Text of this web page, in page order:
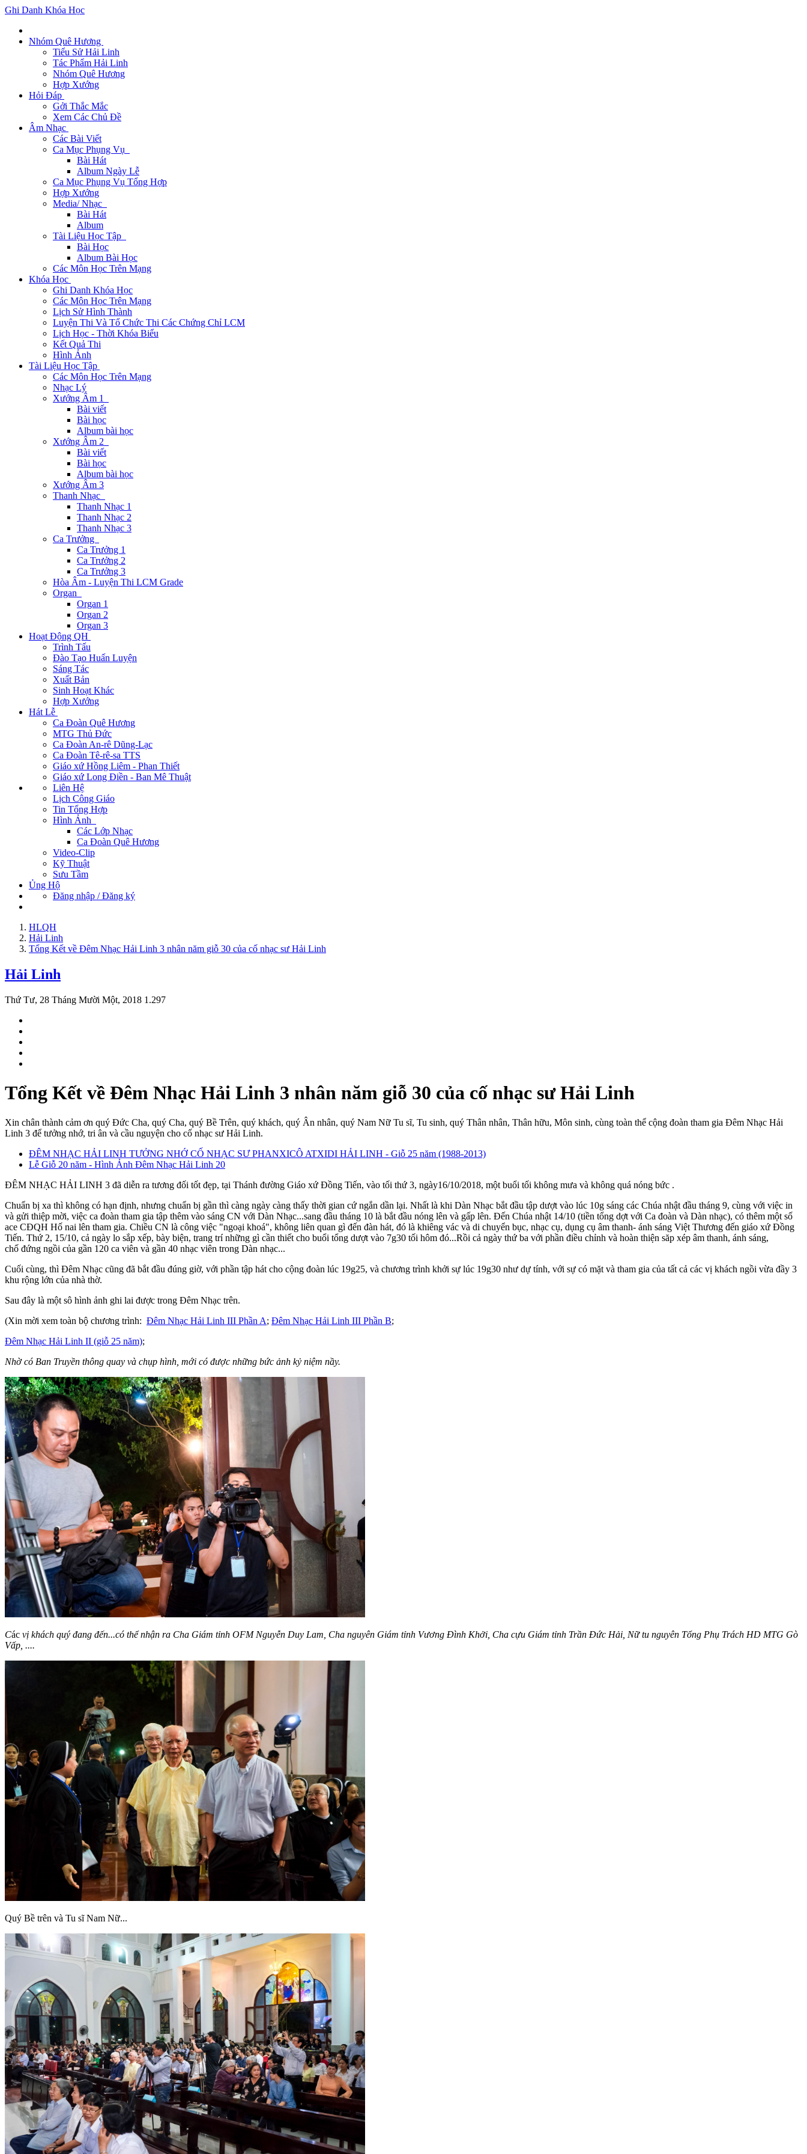
Ghi Danh Khóa Học
Nhóm Quê Hương
Tiểu Sử Hải Linh
Tác Phẩm Hải Linh
Nhóm Quê Hương
Hợp Xướng
Hỏi Đáp
Gởi Thắc Mắc
Xem Các Chủ Đề
Âm Nhạc
Các Bài Viết
Ca Mục Phụng Vụ
Bài Hát
Album Ngày Lễ
Ca Mục Phụng Vụ Tổng Hợp
Hợp Xướng
Media/ Nhạc
Bài Hát
Album
Tài Liệu Học Tập
Bài Học
Album Bài Học
Các Môn Học Trên Mạng
Khóa Học
Ghi Danh Khóa Học
Các Môn Học Trên Mạng
Lịch Sử Hình Thành
Luyện Thi Và Tổ Chức Thi Các Chứng Chỉ LCM
Lịch Học - Thời Khóa Biểu
Kết Quả Thi
Hình Ảnh
Tài Liệu Học Tập
Các Môn Học Trên Mạng
Nhạc Lý
Xướng Âm 1
Bài viết
Bài học
Album bài học
Xướng Âm 2
Bài viết
Bài học
Album bài học
Xướng Âm 3
Thanh Nhạc
Thanh Nhạc 1
Thanh Nhạc 2
Thanh Nhạc 3
Ca Trưởng
Ca Trưởng 1
Ca Trưởng 2
Ca Trưởng 3
Hòa Âm - Luyện Thi LCM Grade
Organ
Organ 1
Organ 2
Organ 3
Hoạt Động QH
Trình Tấu
Đào Tạo Huấn Luyện
Sáng Tác
Xuất Bản
Sinh Hoạt Khác
Hợp Xướng
Hát Lễ
Ca Đoàn Quê Hương
MTG Thủ Đức
Ca Đoàn An-rê Dũng-Lạc
Ca Đoàn Tê-rê-sa TTS
Giáo xứ Hồng Liêm - Phan Thiết
Giáo xứ Long Điền - Ban Mê Thuật
Liên Hệ
Lịch Công Giáo
Tin Tổng Hợp
Hình Ảnh
Các Lớp Nhạc
Ca Đoàn Quê Hương
Video-Clip
Kỹ Thuật
Sưu Tầm
Ủng Hộ
Đăng nhập / Đăng ký
HLQH
Hải Linh
Tổng Kết về Đêm Nhạc Hải Linh 3 nhân năm giỗ 30 của cố nhạc sư Hải Linh
Hải Linh
Thứ Tư, 28 Tháng Mười Một, 2018 1.297
Tổng Kết về Đêm Nhạc Hải Linh 3 nhân năm giỗ 30 của cố nhạc sư Hải Linh
Xin chân thành cảm ơn quý Đức Cha, quý Cha, quý Bề Trên, quý khách, quý Ân nhân, quý Nam Nữ Tu sĩ, Tu sinh, quý Thân nhân, Thân hữu, Môn sinh, cùng toàn thể cộng đoàn tham gia Đêm Nhạc Hải
Linh 3 để tưởng nhớ, tri ân và cầu nguyện cho cố nhạc sư Hải Linh.
ĐÊM NHẠC HẢI LINH TƯỞNG NHỚ CỐ NHẠC SƯ PHANXICÔ ATXIDI HẢI LINH - Giỗ 25 năm (1988-2013)
Lễ Giỗ 20 năm - Hình Ảnh Đêm Nhạc Hải Linh 20
ĐÊM NHẠC HẢI LINH 3 đã diễn ra tương đối tốt đẹp, tại Thánh đường Giáo xứ Đồng Tiến, vào tối thứ 3, ngày16/10/2018, một buổi tối không mưa và không quá nóng bức .
Chuẩn bị xa thì không có hạn định, nhưng chuẩn bị gần thì càng ngày càng thấy thời gian cứ ngắn dần lại. Nhất là khi Dàn Nhạc bắt đầu tập dượt vào lúc 10g sáng các Chúa nhật đầu tháng 9, cùng với việc in
và gửi thiệp mời, việc ca đoàn tham gia tập thêm vào sáng CN với Dàn Nhạc...sang đầu tháng 10 là bắt đầu nóng lên và gấp lên. Đến Chúa nhật 14/10 (tiền tổng dợt với Ca đoàn và Dàn nhạc), có thêm một số
ace CĐQH Hố nai lên tham gia. Chiều CN là công việc "ngoại khoá", không liên quan gì đến đàn hát, đó là khiêng vác và di chuyển bục, nhạc cụ, dụng cụ âm thanh- ánh sáng Việt Thương đến giáo xứ Đồng
Tiến. Thứ 2, 15/10, cả ngày lo sắp xếp, bày biện, trang trí những gì cần thiết cho buổi tổng dượt vào 7g30 tối hôm đó...Rồi cả ngày thứ ba với phần điều chỉnh và hoàn thiện săp xép âm thanh, ánh sáng,
chố đứng ngồi của gần 120 ca viên và gần 40 nhạc viên trong Dàn nhạc...
Cuối cùng, thì Đêm Nhạc cũng đã bắt đầu đúng giờ, với phần tập hát cho cộng đoàn lúc 19g25, và chương trình khởi sự lúc 19g30 như dự tính, với sự có mặt và tham gia của tất cả các vị khách ngồi vừa đầy 3
khu rộng lớn của nhà thờ.
Sau đây là một sô hình ảnh ghi lai được trong Đêm Nhạc trên.
(Xin mời xem toàn bộ chương trình: Đêm Nhạc Hải Linh III Phần A; Đêm Nhạc Hải Linh III Phần B;
Đêm Nhạc Hải Linh II (giỗ 25 năm);
Nhờ có Ban Truyền thông quay và chụp hình, mới có được những bức ảnh kỷ niệm nầy.
Các vị khách quý đang đến...có thể nhận ra Cha Giám tỉnh OFM Nguyễn Duy Lam, Cha nguyên Giám tỉnh Vương Đình Khởi, Cha cựu Giám tỉnh Trần Đức Hải, Nữ tu nguyên Tổng Phụ Trách HD MTG Gò
Vấp, ....
Quý Bề trên và Tu sĩ Nam Nữ...